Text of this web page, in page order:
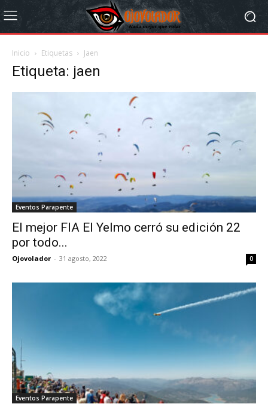
Inicio Etiquetas Jaen
Etiqueta: jaen
Eventos Parapente
El mejor FIA El Yelmo cerró su edición 22
por todo...
Ojovolador - 31 agosto, 2022 0
Eventos Parapente